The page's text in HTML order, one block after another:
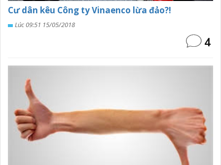
Cư dân kêu Công ty Vinaenco lừa đảo?!
Lúc 09:51 15/05/2018
4